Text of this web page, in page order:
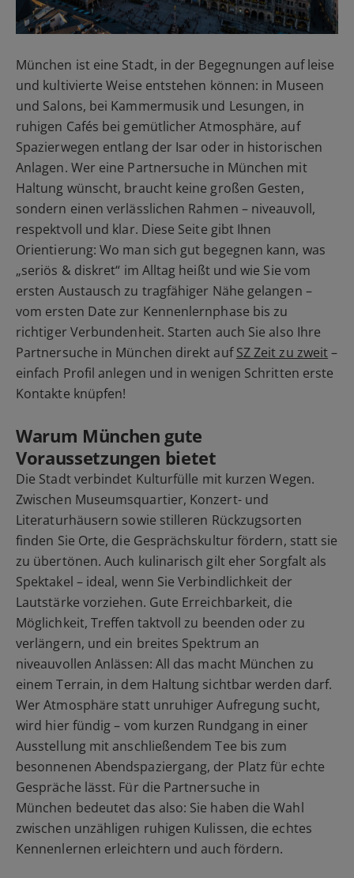
München ist eine Stadt, in der Begegnungen auf leise
und kultivierte Weise entstehen können: in Museen
und Salons, bei Kammermusik und Lesungen, in
ruhigen Cafés bei gemütlicher Atmosphäre, auf
Spazierwegen entlang der Isar oder in historischen
Anlagen. Wer eine Partnersuche in München mit
Haltung wünscht, braucht keine großen Gesten,
sondern einen verlässlichen Rahmen – niveauvoll,
respektvoll und klar. Diese Seite gibt Ihnen
Orientierung: Wo man sich gut begegnen kann, was
„seriös & diskret“ im Alltag heißt und wie Sie vom
ersten Austausch zu tragfähiger Nähe gelangen –
vom ersten Date zur Kennenlernphase bis zu
richtiger Verbundenheit. Starten auch Sie also Ihre
Partnersuche in München direkt aufSZ Zeit zu zweit–
einfach Profil anlegen und in wenigen Schritten erste
Kontakte knüpfen!
Warum München gute
Voraussetzungen bietet
Die Stadt verbindet Kulturfülle mit kurzen Wegen.
Zwischen Museumsquartier, Konzert- und
Literaturhäusern sowie stilleren Rückzugsorten
finden Sie Orte, die Gesprächskultur fördern, statt sie
zu übertönen. Auch kulinarisch gilt eher Sorgfalt als
Spektakel – ideal, wenn Sie Verbindlichkeit der
Lautstärke vorziehen. Gute Erreichbarkeit, die
Möglichkeit, Treffen taktvoll zu beenden oder zu
verlängern, und ein breites Spektrum an
niveauvollen Anlässen: All das macht München zu
einem Terrain, in dem Haltung sichtbar werden darf.
Wer Atmosphäre statt unruhiger Aufregung sucht,
wird hier fündig – vom kurzen Rundgang in einer
Ausstellung mit anschließendem Tee bis zum
besonnenen Abendspaziergang, der Platz für echte
Gespräche lässt. Für die Partnersuche in
München bedeutet das also: Sie haben die Wahl
zwischen unzähligen ruhigen Kulissen, die echtes
Kennenlernen erleichtern und auch fördern.